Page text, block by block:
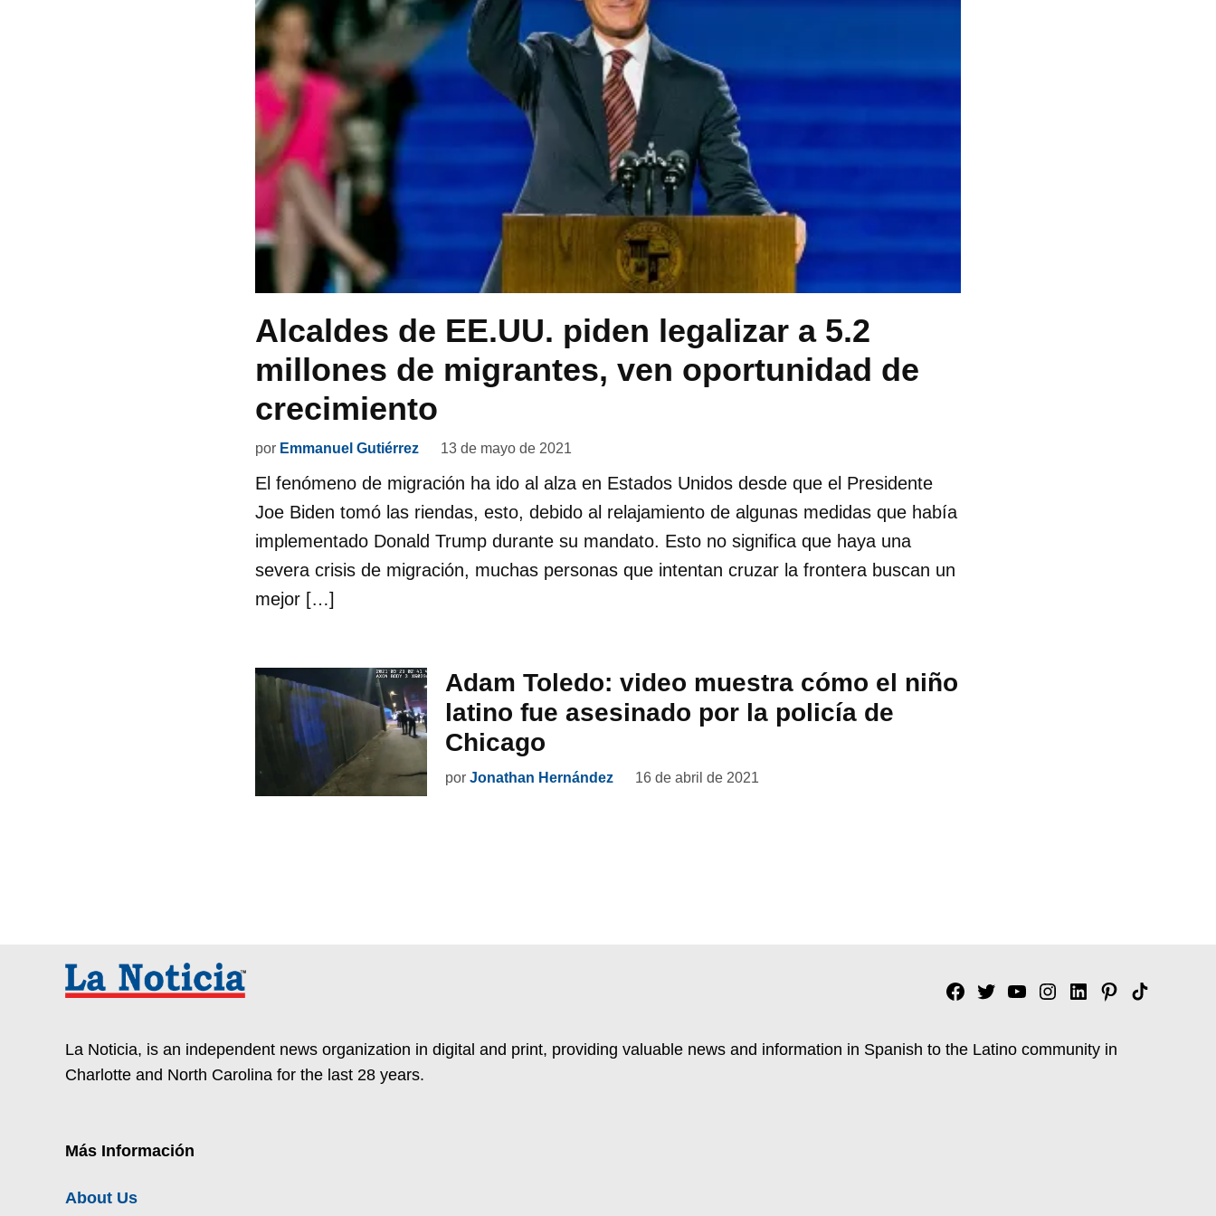
Alcaldes de EE.UU. piden legalizar a 5.2
millones de migrantes, ven oportunidad de
crecimiento
por Emmanuel Gutiérrez 13 de mayo de 2021
El fenómeno de migración ha ido al alza en Estados Unidos desde que el Presidente
Joe Biden tomó las riendas, esto, debido al relajamiento de algunas medidas que había
implementado Donald Trump durante su mandato. Esto no significa que haya una
severa crisis de migración, muchas personas que intentan cruzar la frontera buscan un
mejor […]
Adam Toledo: video muestra cómo el niño
latino fue asesinado por la policía de
Chicago
por Jonathan Hernández 16 de abril de 2021
Facebook
TwitterYouTubeInstagram
Linkedin
Pinterest
Tik
La Noticia, is an independent news organization in digital and print, providing valuable news and information in Spanish to the Latino community in
Charlotte and North Carolina for the last 28 years.
Más Información
About Us